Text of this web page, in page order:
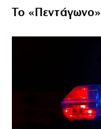
Το «Πεντάγωνο»